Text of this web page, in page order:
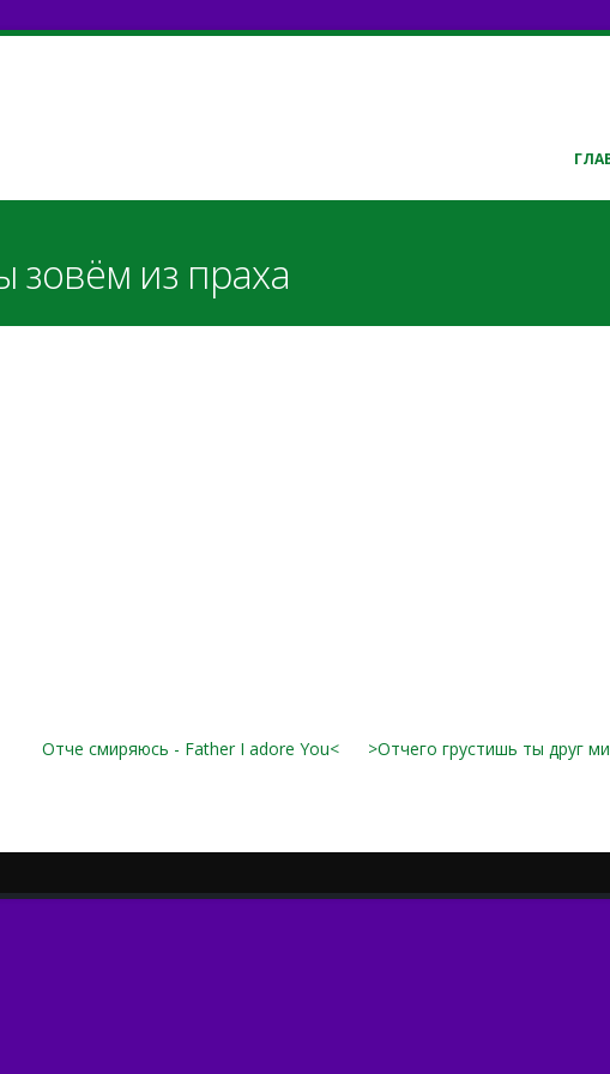
зовём из праха
Отче смиряюсь - Father I adore You<
>Отчего грустишь ты друг